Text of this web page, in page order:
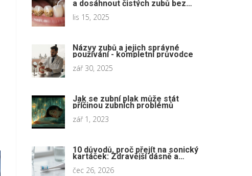
a dosáhnout čistých zubů bez
návštěvy zubaře
lis 15, 2025
Názvy zubů a jejich správné
používání - kompletní průvodce
zář 30, 2025
Jak se zubní plak může stát
příčinou zubních problémů
zář 1, 2023
10 důvodů, proč přejít na sonický
kartáček: Zdravější dásně a
čistší zuby
čec 26, 2026